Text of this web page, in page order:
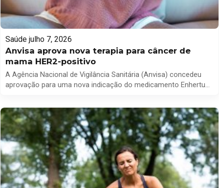
Saúde julho 7, 2026
Anvisa aprova nova terapia para câncer de
mama HER2-positivo
A Agência Nacional de Vigilância Sanitária (Anvisa) concedeu
aprovação para uma nova indicação do medicamento Enhertu
pacientes adultos diagnosticados com câncer de mama HER2-
positivo que, mesmo após a realização de tratamento pré-
operatório e a remoção do tumor, ainda […]